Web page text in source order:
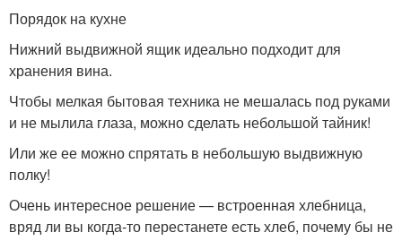
Порядок на кухне
Нижний выдвижной ящик идеально подходит для
хранения вина.
Чтобы мелкая бытовая техника не мешалась под руками
и не мылила глаза, можно сделать небольшой тайник!
Или же ее можно спрятать в небольшую выдвижную
полку!
Очень интересное решение — встроенная хлебница,
вряд ли вы когда-то перестанете есть хлеб, почему бы не